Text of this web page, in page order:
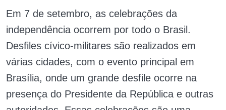
Em 7 de setembro, as celebrações da
independência ocorrem por todo o Brasil.
Desfiles cívico-militares são realizados em
várias cidades, com o evento principal em
Brasília, onde um grande desfile ocorre na
presença do Presidente da República e outras